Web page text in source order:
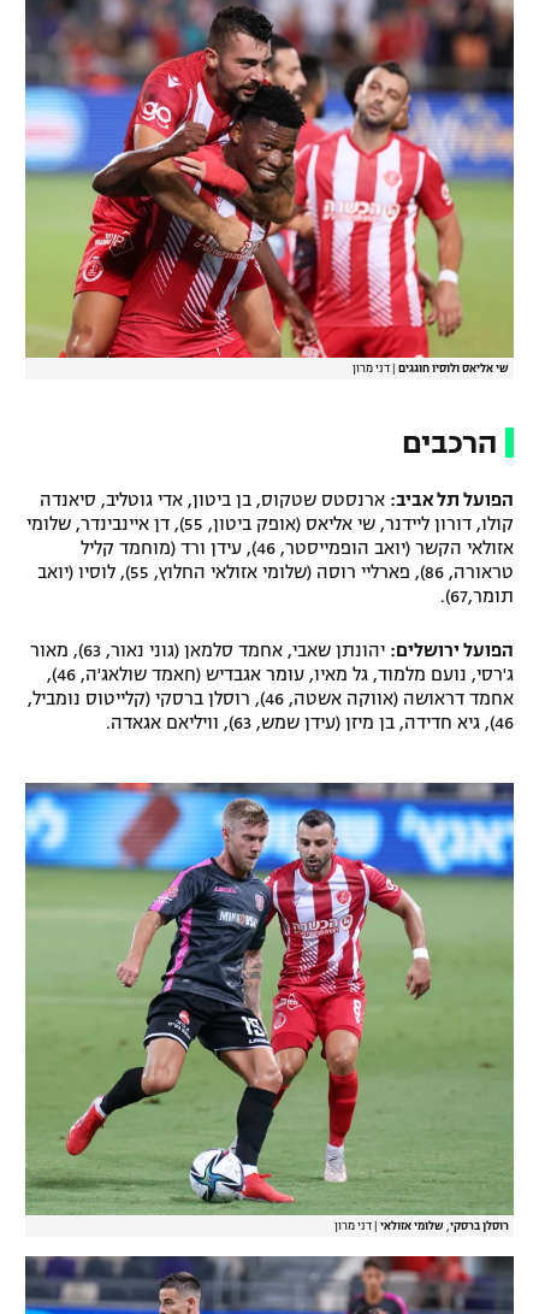
שי אליאס ולוסיו חוגגים דני מרון
הרכבים
הפועל תל אביב: ארנסטס שטקוס, בן ביטון, אדי גוטליב, סיאנדה
קולו, דורון ליידנר, שי אליאס (אופק ביטון, 55), דן איינבינדר, שלומי
אזולאי הקשר (יואב הופמייסטר, 46), עידן ורד (מוחמד קליל
טראורה, 86), פארליי רוסה (שלומי אזולאי החלוץ, 55), לוסיו (יואב
תומר,67).
הפועל ירושלים:
יהונתן שאבי, אחמד סלמאן (גוני נאור, 63), מאור
ג'רסי, נועם מלמוד, גל מאיו, עומר אגבדיש (חאמד שולאג'ה, 46),
אחמד דראושה (אווקה אשטה, 46), רוסלן ברסקי (קלייטוס נומביל,
46), גיא חדידה, בן מיזן (עידן שמש, 63), וויליאם אגאדה.
רוסלן ברסקי, שלומי אזולאי דני מרון